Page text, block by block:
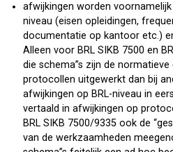
afwijkingen worden
niveau (eisen opleidingen,
documentatie op kantoor etc.)
Alleen voor BRL SIKB 7500 en
die schema”s zijn de
protocollen uitgewerkt dan bij
afwijkingen op BRL-niveau in
vertaald in afwijkingen op
BRL SIKB 7500/9335 ook de
van de werkzaamheden